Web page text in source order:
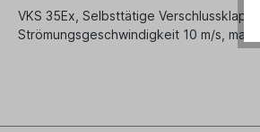
VKS 35Ex, Selbsttätige
Strömungsgeschwindigkeit 10 m/s,